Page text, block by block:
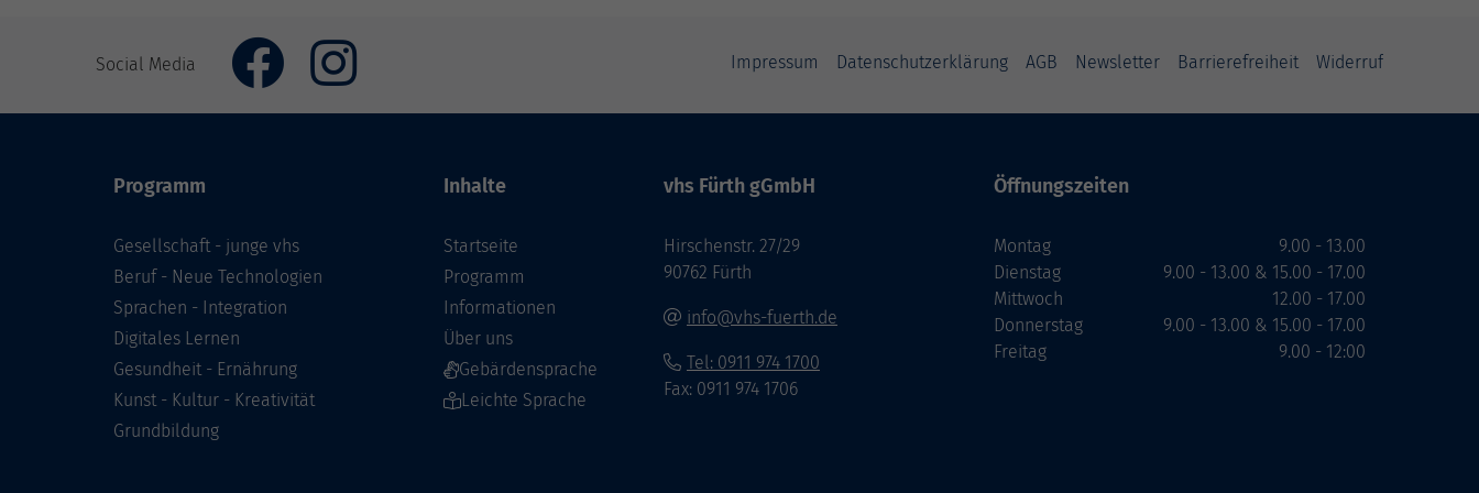
Social Media Impressum Datenschutzerklärung AGB Newsletter Barrierefreiheit Widerruf
Programm
Gesellschaft - junge vhs
Beruf - Neue Technologien
Sprachen - Integration
Digitales Lernen
Gesundheit - Ernährung
Kunst - Kultur - Kreativität
Grundbildung
Inhalte
Startseite
Programm
Informationen
Über uns
Gebärdensprache
Leichte Sprache
vhs Fürth gGmbH
Hirschenstr. 27/29
90762 Fürth
info@vhs-fuerth.de
Tel: 0911 974 1700
Fax: 0911 974 1706
Öffnungszeiten
Montag
Dienstag
Mittwoch
Donnerstag
Freitag
9.00 - 13.00
9.00 - 13.00 & 15.00 - 17.00
12.00 - 17.00
9.00 - 13.00 & 15.00 - 17.00
9.00 - 12:00